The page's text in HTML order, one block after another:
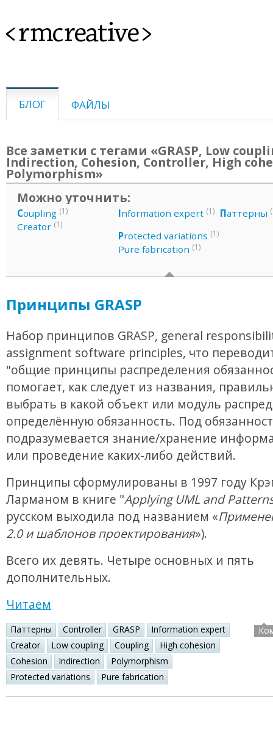
<rmcreative>
БЛОГ ФАЙЛЫ
Все заметки с тегами «GRASP, Low
Indirection, Cohesion, Controller, High
Polymorphism»
Можно уточнить:
Coupling (1)
Creator (1)
Information expert (1)
Protected variations (1)
Pure fabrication (1)
Паттерны
Принципы GRASP
Набор принципов GRASP, general
assignment software principles, что
"общие принципы распределения
помогает, как следует из названия,
выбрать в какой объект или модуль
определённую обязанность. Под
подразумевается знание/хранение
или проведение каких-либо действий.
Принципы сформулированы в 1997 году
Ларманом в книге "Applying UML and
русском выходила под названием «
2.0 и шаблонов проектирования»).
Всего их девять. Четыре основных и пять
дополнительных.
Читаем
Паттерны Controller GRASP
Information expert
Creator
Low coupling Coupling
High cohesion
Cohesion
Indirection
Polymorphism
Protected variations
Pure fabrication